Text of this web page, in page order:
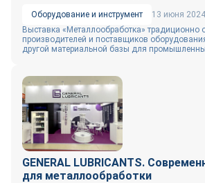
Оборудование и инструмент
13 июня 2024
Выставка «Металлообработка» традиционно
производителей и поставщиков
другой материальной базы для
GENERAL LUBRICANTS.
для металлообработки